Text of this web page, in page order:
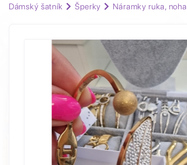
Dámský šatník Šperky Náramky ruka, noha